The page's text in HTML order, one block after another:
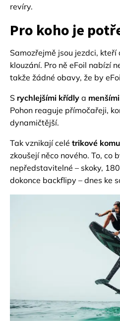
revíry.
Pro koho je
Samozřejmě jsou jezdci,
klouzání. Pro ně eFoil nabízí
takže žádné obavy, že by
S rychlejšími křídly a
Pohon reaguje přímočařeji,
dynamičtější.
Tak vznikají celé trikové
zkoušejí něco nového. To, co
nepředstavitelné – skoky,
dokonce backflipy – dnes ke